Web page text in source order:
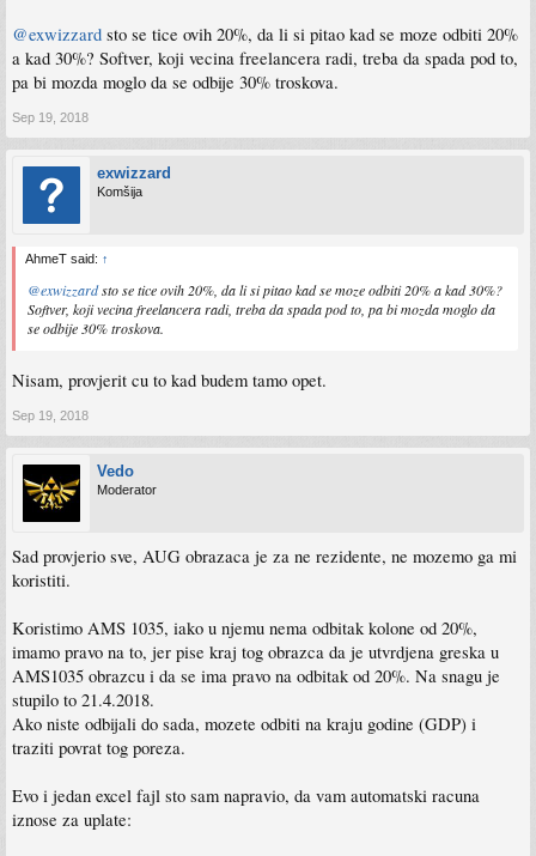
@exwizzard sto se tice ovih 20%, da li si pitao kad se moze odbiti 20%
a kad 30%? Softver, koji vecina freelancera radi, treba da spada pod to,
pa bi mozda moglo da se odbije 30% troskova.
Sep 19, 2018
exwizzard
Komšija
AhmeT said: ↑
@exwizzardsto se tice ovih 20%, da li si pitao kad se moze odbiti 20% a kad 30%?
Softver, koji vecina freelancera radi, treba da spada pod to, pa bi mozda moglo da
se odbije 30% troskova.
Nisam, provjerit cu to kad budem tamo opet.
Sep 19, 2018
Vedo
Moderator
Sad provjerio sve, AUG obrazaca je za ne rezidente, ne mozemo ga mi
koristiti.
Koristimo AMS 1035, iako u njemu nema odbitak kolone od 20%,
imamo pravo na to, jer pise kraj tog obrazca da je utvrdjena greska u
AMS1035 obrazcu i da se ima pravo na odbitak od 20%. Na snagu je
stupilo to 21.4.2018.
Ako niste odbijali do sada, mozete odbiti na kraju godine (GDP) i
traziti povrat tog poreza.
Evo i jedan excel fajl sto sam napravio, da vam automatski racuna
iznose za uplate: